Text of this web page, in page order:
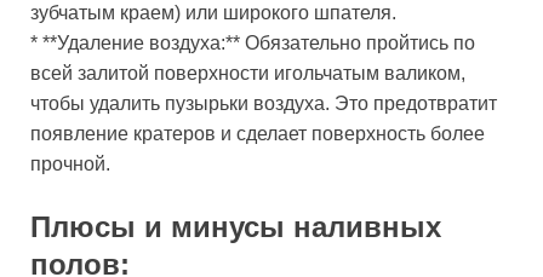
зубчатым краем) или широкого шпателя.
* **Удаление воздуха:** Обязательно пройтись по
всей залитой поверхности игольчатым валиком,
чтобы удалить пузырьки воздуха. Это предотвратит
появление кратеров и сделает поверхность более
прочной.
Плюсы и минусы наливных
полов: